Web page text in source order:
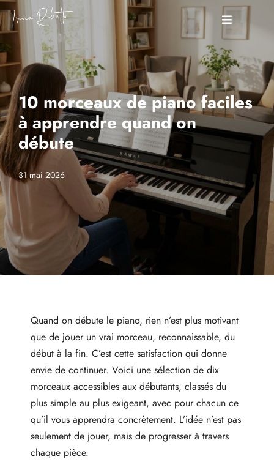
10 morceaux de piano faciles
à apprendre quand on
débute
31 mai 2026
Quand on débute le piano, rien n’est plus motivant
que de jouer un vrai morceau, reconnaissable, du
début à la fin. C’est cette satisfaction qui donne
envie de continuer. Voici une sélection de dix
morceaux accessibles aux débutants, classés du
plus simple au plus exigeant, avec pour chacun ce
qu’il vous apprendra concrètement. L’idée n’est pas
seulement de jouer, mais de progresser à travers
chaque pièce.